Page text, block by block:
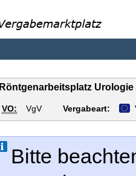
Röntgenarbeitsplatz Urologie
VO: VgV Vergabeart:
Bitte